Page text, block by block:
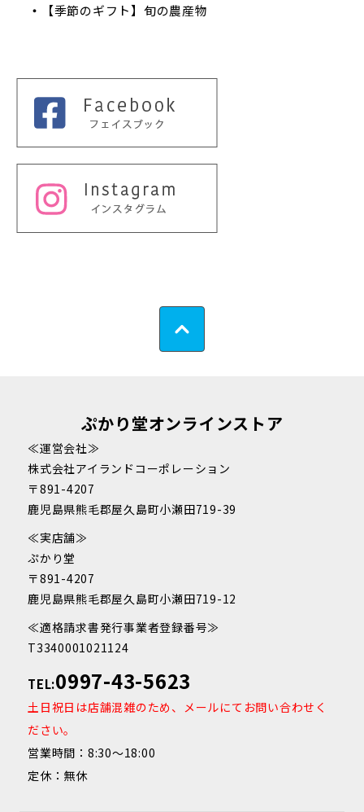
【季節のギフト】旬の農産物
ぷかり堂オンラインストア
≪運営会社≫
株式会社アイランドコーポレーション
〒891-4207
鹿児島県熊毛郡屋久島町小瀬田719-39
≪実店舗≫
ぷかり堂
〒891-4207
鹿児島県熊毛郡屋久島町小瀬田719-12
≪適格請求書発行事業者登録番号≫
T3340001021124
TEL:0997-43-5623
土日祝日は店舗混雑のため、メールにてお問い合わせく
ださい。
営業時間：8:30～18:00
定休：無休